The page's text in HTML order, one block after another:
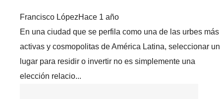
Francisco LópezHace 1 año
En una ciudad que se perfila como una de las urbes más
activas y cosmopolitas de América Latina, seleccionar un
lugar para residir o invertir no es simplemente una
elección relacio...